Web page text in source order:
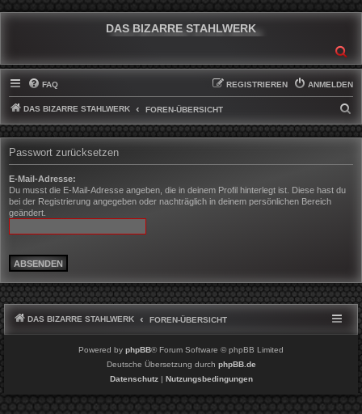
DAS BIZARRE STAHLWERK
FAQ ANMELDEN
REGISTRIEREN
DAS BIZARRE STAHLWERK FOREN-ÜBERSICHT
U
H
Passwort zurücksetzen
E-Mail-Adresse:
Du musst die E-Mail-Adresse angeben, die in deinem Profil hinterlegt ist. Diese hast du
bei der Registrierung angegeben oder nachträglich in deinem persönlichen Bereich
geändert.
DAS BIZARRE STAHLWERK FOREN-ÜBERSICHT
Powered by phpBB® Forum Software © phpBB Limited
Deutsche Übersetzung durch phpBB.de
Datenschutz| Nutzungsbedingungen